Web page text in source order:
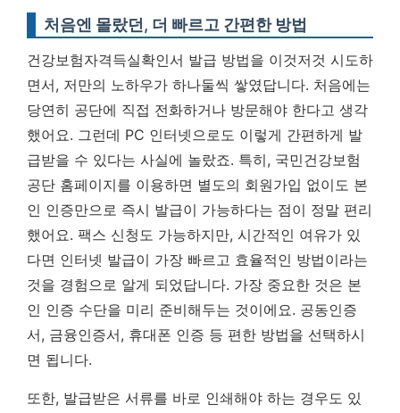
처음엔 몰랐던, 더 빠르고 간편한 방법
건강보험자격득실확인서 발급 방법을 이것저것 시도하
면서, 저만의 노하우가 하나둘씩 쌓였답니다. 처음에는
당연히 공단에 직접 전화하거나 방문해야 한다고 생각
했어요. 그런데 PC 인터넷으로도 이렇게 간편하게 발
급받을 수 있다는 사실에 놀랐죠. 특히, 국민건강보험
공단 홈페이지를 이용하면 별도의 회원가입 없이도 본
인 인증만으로 즉시 발급이 가능하다는 점이 정말 편리
했어요. 팩스 신청도 가능하지만, 시간적인 여유가 있
다면 인터넷 발급이 가장 빠르고 효율적인 방법이라는
것을 경험으로 알게 되었답니다. 가장 중요한 것은 본
인 인증 수단을 미리 준비해두는 것이에요. 공동인증
서, 금융인증서, 휴대폰 인증 등 편한 방법을 선택하시
면 됩니다.
또한, 발급받은 서류를 바로 인쇄해야 하는 경우도 있